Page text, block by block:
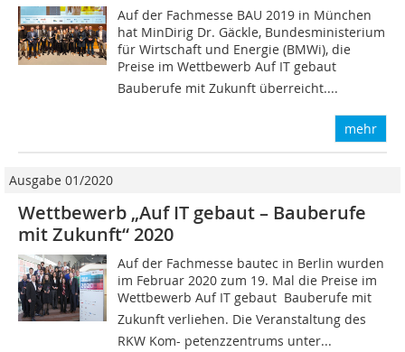
Auf der Fachmesse BAU 2019 in München
hat MinDirig Dr. Gäckle, Bundesministerium
für Wirtschaft und Energie (BMWi), die
Preise im Wettbewerb Auf IT gebaut 
Bauberufe mit Zukunft überreicht....
mehr
Ausgabe 01/2020
Wettbewerb „Auf IT gebaut – Bauberufe
mit Zukunft“ 2020
Auf der Fachmesse bautec in Berlin wurden
im Februar 2020 zum 19. Mal die Preise im
Wettbewerb Auf IT gebaut  Bauberufe mit
Zukunft verliehen. Die Veranstaltung des
RKW Kom- petenzzentrums unter...